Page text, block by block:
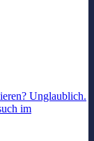
Unglaublich.
im